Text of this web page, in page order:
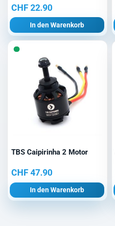
CHF22.90
In den Warenkorb
TBS Caipirinha 2 Motor
CHF47.90
In den Warenkorb